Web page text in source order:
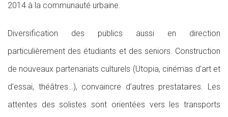
2014 à la communauté urbaine.
Diversification des publics aussi en direction
particulièrement des étudiants et des seniors. Construction
de nouveaux partenariats culturels (Utopia, cinémas d’art et
d’essai, théâtres…), convaincre d’autres prestataires. Les
attentes des solistes sont orientées vers les transports